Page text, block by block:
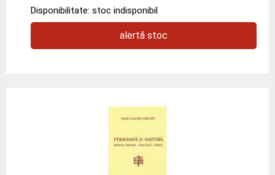
Disponibilitate: stoc indisponibil
alertă stoc